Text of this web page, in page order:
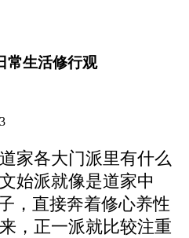
常生活修行观
家各大门派里有什么
始派就像是道家中
，直接奔着修心养性
，正一派就比较注重